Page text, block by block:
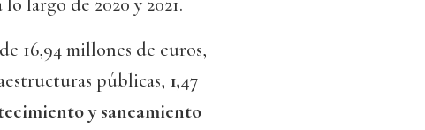
16,94 millones de euros,
públicas, 1,47
y saneamiento